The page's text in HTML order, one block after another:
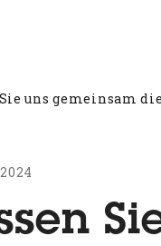
uns gemeinsam